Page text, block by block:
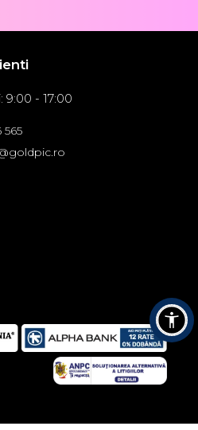
9:00 - 17:00
565